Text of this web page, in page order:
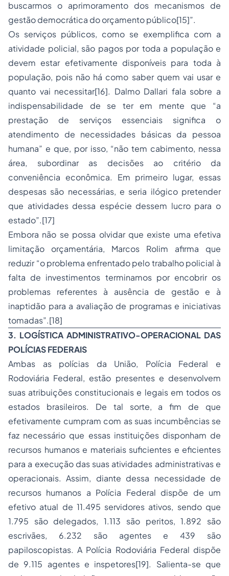
buscarmos o aprimoramento dos mecanismos de
gestão democrática doorçamentopúblico[15]”.
Os serviços públicos, como se exemplifica com a
atividade policial, são pagos por toda a população e
devem estar efetivamente disponíveis para toda à
população, pois não há como saber quem vai usar e
quanto vai necessitar[16]. Dalmo Dallari fala sobre a
indispensabilidade de se ter em mente que “a
prestação de serviços essenciais significa o
atendimento de necessidades básicas da pessoa
humana” e que, por isso, “não tem cabimento, nessa
área, subordinar as decisões ao critério da
conveniência econômica. Em primeiro lugar, essas
despesas são necessárias, e seria ilógico pretender
que atividades dessa espécie dessem lucro para o
estado”.[17]
Embora não se possa olvidar que existe uma efetiva
limitação orçamentária, Marcos Rolim afirma que
reduzir “o problema enfrentado pelo trabalho policial à
falta de investimentos terminamos por encobrir os
problemas referentes à ausência de gestão e à
inaptidão para a avaliação de programas e iniciativas
tomadas”.[18]
3. LOGÍSTICA ADMINISTRATIVO-OPERACIONAL DAS
POLÍCIAS FEDERAIS
Ambas as polícias da União, Polícia Federal e
Rodoviária Federal, estão presentes e desenvolvem
suas atribuições constitucionais e legais em todos os
estados brasileiros. De tal sorte, a fim de que
efetivamente cumpram com as suas incumbências se
faz necessário que essas instituições disponham de
recursos humanos e materiais suficientes e eficientes
para a execução das suas atividades administrativas e
operacionais. Assim, diante dessa necessidade de
recursos humanos a Polícia Federal dispõe de um
efetivo atual de 11.495 servidores ativos, sendo que
1.795 são delegados, 1.113 são peritos, 1.892 são
escrivães, 6.232 são agentes e 439 são
papiloscopistas. A Polícia Rodoviária Federal dispõe
de 9.115 agentes e inspetores[19]. Salienta-se que